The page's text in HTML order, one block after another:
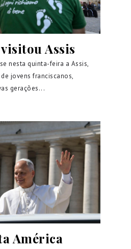
Assis
nesta quinta-feira a Assis,
jovens franciscanos,
gerações...
América